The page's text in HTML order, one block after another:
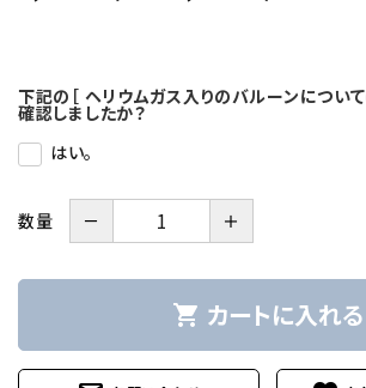
下記の［ ヘリウムガス入りのバルーンについ
確認しましたか？
はい。
数量 － ＋
shopping_cart カートに入れる